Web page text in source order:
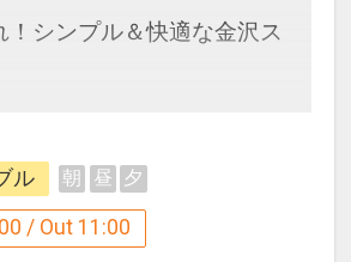
！シンプル＆快適な金沢ス
な滞在を提供するスタン
露天風呂とサウナを完備
リラックスできる時間を
ル 朝 昼 夕
/ Out 11:00